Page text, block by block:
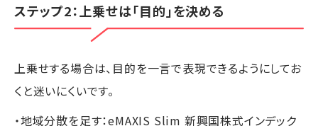
ステップ2：上乗せは「目的」を決める
上乗せする場合は、目的を一言で表現できるようにしてお
くと迷いにくいです。
・地域分散を足す：eMAXIS Slim 新興国株式インデック